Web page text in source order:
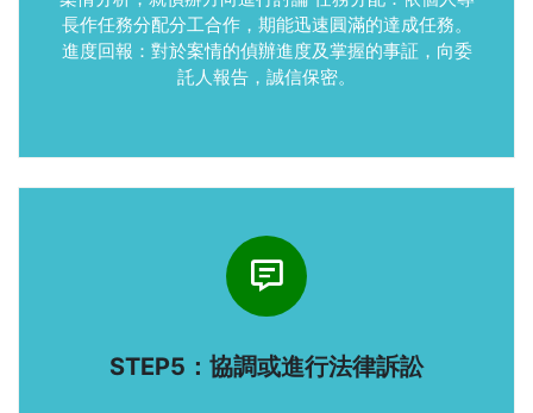
長作任務分配分工合作，期能迅速圓滿的達成任務。
進度回報：對於案情的偵辦進度及掌握的事証，向委
託人報告，誠信保密。
STEP5：協調或進行法律訴訟